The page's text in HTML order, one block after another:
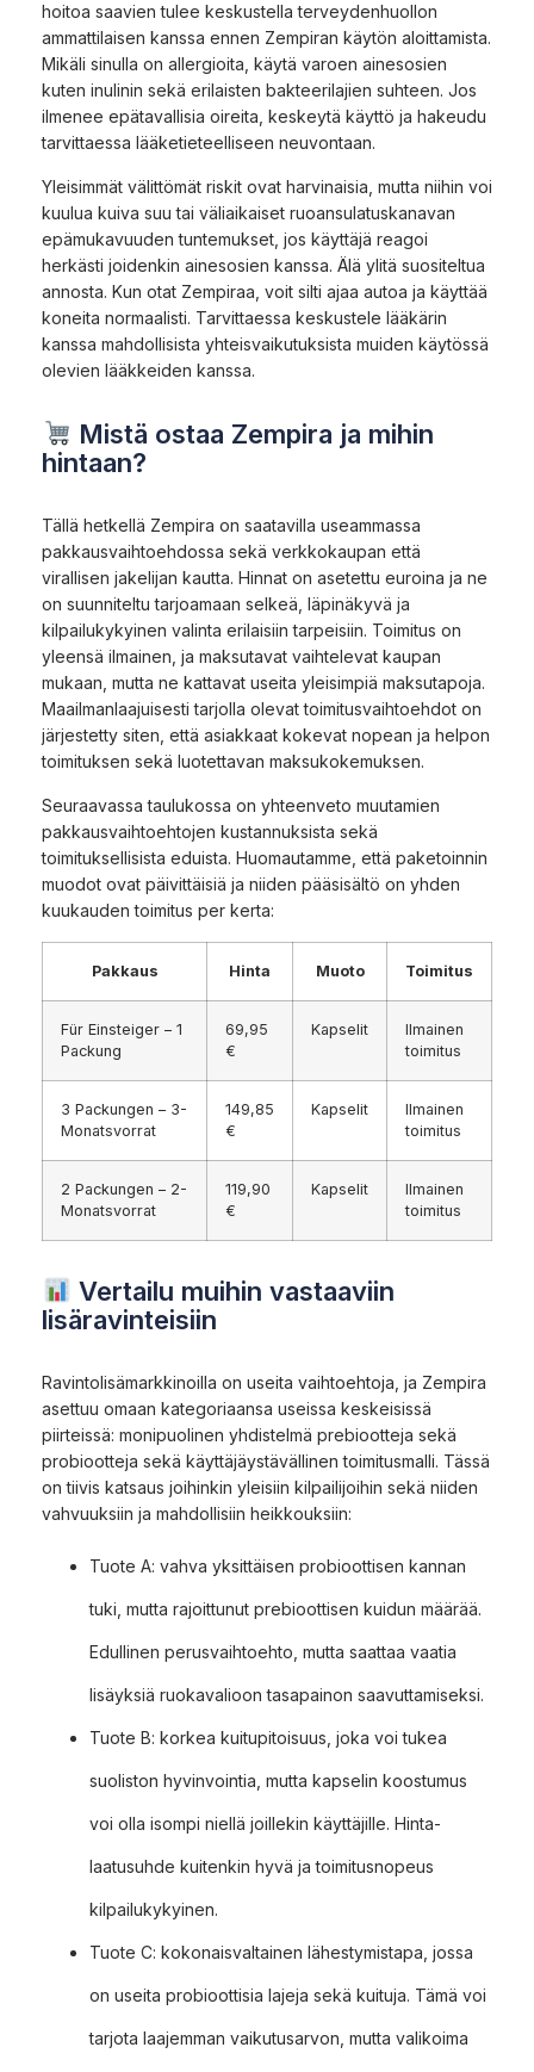
hoitoa saavien tulee keskustella terveydenhuollon
ammattilaisen kanssa ennen Zempiran käytön aloittamista.
Mikäli sinulla on allergioita, käytä varoen ainesosien
kuten inulinin sekä erilaisten bakteerilajien suhteen. Jos
ilmenee epätavallisia oireita, keskeytä käyttö ja hakeudu
tarvittaessa lääketieteelliseen neuvontaan.
Yleisimmät välittömät riskit ovat harvinaisia, mutta niihin voi
kuulua kuiva suu tai väliaikaiset ruoansulatuskanavan
epämukavuuden tuntemukset, jos käyttäjä reagoi
herkästi joidenkin ainesosien kanssa. Älä ylitä suositeltua
annosta. Kun otat Zempiraa, voit silti ajaa autoa ja käyttää
koneita normaalisti. Tarvittaessa keskustele lääkärin
kanssa mahdollisista yhteisvaikutuksista muiden käytössä
olevien lääkkeiden kanssa.
Mistä ostaa Zempira ja mihin
hintaan?
Tällä hetkellä Zempira on saatavilla useammassa
pakkausvaihtoehdossa sekä verkkokaupan että
virallisen jakelijan kautta. Hinnat on asetettu euroina ja ne
on suunniteltu tarjoamaan selkeä, läpinäkyvä ja
kilpailukykyinen valinta erilaisiin tarpeisiin. Toimitus on
yleensä ilmainen, ja maksutavat vaihtelevat kaupan
mukaan, mutta ne kattavat useita yleisimpiä maksutapoja.
Maailmanlaajuisesti tarjolla olevat toimitusvaihtoehdot on
järjestetty siten, että asiakkaat kokevat nopean ja helpon
toimituksen sekä luotettavan maksukokemuksen.
Seuraavassa taulukossa on yhteenveto muutamien
pakkausvaihtoehtojen kustannuksista sekä
toimituksellisista eduista. Huomautamme, että paketoinnin
muodot ovat päivittäisiä ja niiden pääsisältö on yhden
kuukauden toimitus per kerta:
Pakkaus Hinta Muoto Toimitus
Für Einsteiger – 1
Packung
69,95
€
Kapselit
Ilmainen
toimitus
3 Packungen – 3-
Monatsvorrat
149,85
€
Kapselit
Ilmainen
toimitus
2 Packungen – 2-
Monatsvorrat
119,90
€
Kapselit
Ilmainen
toimitus
Vertailu muihin vastaaviin
lisäravinteisiin
Ravintolisämarkkinoilla on useita vaihtoehtoja, ja Zempira
asettuu omaan kategoriaansa useissa keskeisissä
piirteissä: monipuolinen yhdistelmä prebiootteja sekä
probiootteja sekä käyttäjäystävällinen toimitusmalli. Tässä
on tiivis katsaus joihinkin yleisiin kilpailijoihin sekä niiden
vahvuuksiin ja mahdollisiin heikkouksiin:
Tuote A: vahva yksittäisen probioottisen kannan
tuki, mutta rajoittunut prebioottisen kuidun määrää.
Edullinen perusvaihtoehto, mutta saattaa vaatia
lisäyksiä ruokavalioon tasapainon saavuttamiseksi.
Tuote B: korkea kuitupitoisuus, joka voi tukea
suoliston hyvinvointia, mutta kapselin koostumus
voi olla isompi niellä joillekin käyttäjille. Hinta-
laatusuhde kuitenkin hyvä ja toimitusnopeus
kilpailukykyinen.
Tuote C: kokonaisvaltainen lähestymistapa, jossa
on useita probioottisia lajeja sekä kuituja. Tämä voi
tarjota laajemman vaikutusarvon, mutta valikoima